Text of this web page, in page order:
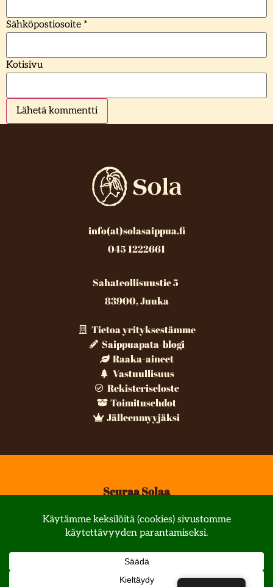
Sähköpostiosoite *
Kotisivu
info(at)solasaippua.fi
045 1222661
Sahateollisuustie 5
83900, Juuka
Tietoa yrityksestämme
Saippuapata-blogi
Raaka-aineet
Vastuullisuus
Rekisteriseloste
Toimitusehdot
Jälleenmyyjäksi
Seuraa Solaa
© All rights reserved